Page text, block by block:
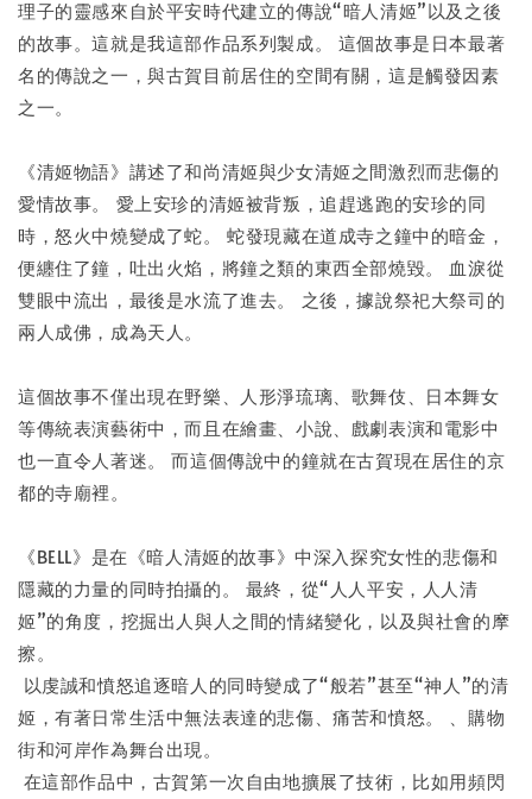
理子的靈感來自於平安時代建立的傳說“暗人清姬”以及之後
的故事。這就是我這部作品系列製成。 這個故事是日本最著
名的傳說之一，與古賀目前居住的空間有關，這是觸發因素
之一。
《清姬物語》講述了和尚清姬與少女清姬之間激烈而悲傷的
愛情故事。 愛上安珍的清姬被背叛，追趕逃跑的安珍的同
時，怒火中燒變成了蛇。 蛇發現藏在道成寺之鐘中的暗金，
便纏住了鐘，吐出火焰，將鐘之類的東西全部燒毀。 血淚從
雙眼中流出，最後是水流了進去。 之後，據說祭祀大祭司的
兩人成佛，成為天人。
這個故事不僅出現在野樂、人形淨琉璃、歌舞伎、日本舞女
等傳統表演藝術中，而且在繪畫、小說、戲劇表演和電影中
也一直令人著迷。 而這個傳說中的鐘就在古賀現在居住的京
都的寺廟裡。
《BELL》是在《暗人清姬的故事》中深入探究女性的悲傷和
隱藏的力量的同時拍攝的。 最終，從“人人平安，人人清
姬”的角度，挖掘出人與人之間的情緒變化，以及與社會的摩
擦。
以虔誠和憤怒追逐暗人的同時變成了“般若”甚至“神人”的清
姬，有著日常生活中無法表達的悲傷、痛苦和憤怒。 、購物
街和河岸作為舞台出現。
在這部作品中，古賀第一次自由地擴展了技術，比如用頻閃